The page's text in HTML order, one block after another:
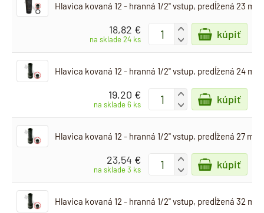
Hlavica kovaná 12 - hranná 1/2" vstup, predĺžená 23 mm
18,82 €
na sklade 24 ks
+
-
kúpiť
Hlavica kovaná 12 - hranná 1/2" vstup, predĺžená 24 mm
19,20 €
na sklade 6 ks
+
-
kúpiť
Hlavica kovaná 12 - hranná 1/2" vstup, predĺžená 27 mm
23,54 €
na sklade 3 ks
+
-
kúpiť
Hlavica kovaná 12 - hranná 1/2" vstup, predĺžená 32 mm